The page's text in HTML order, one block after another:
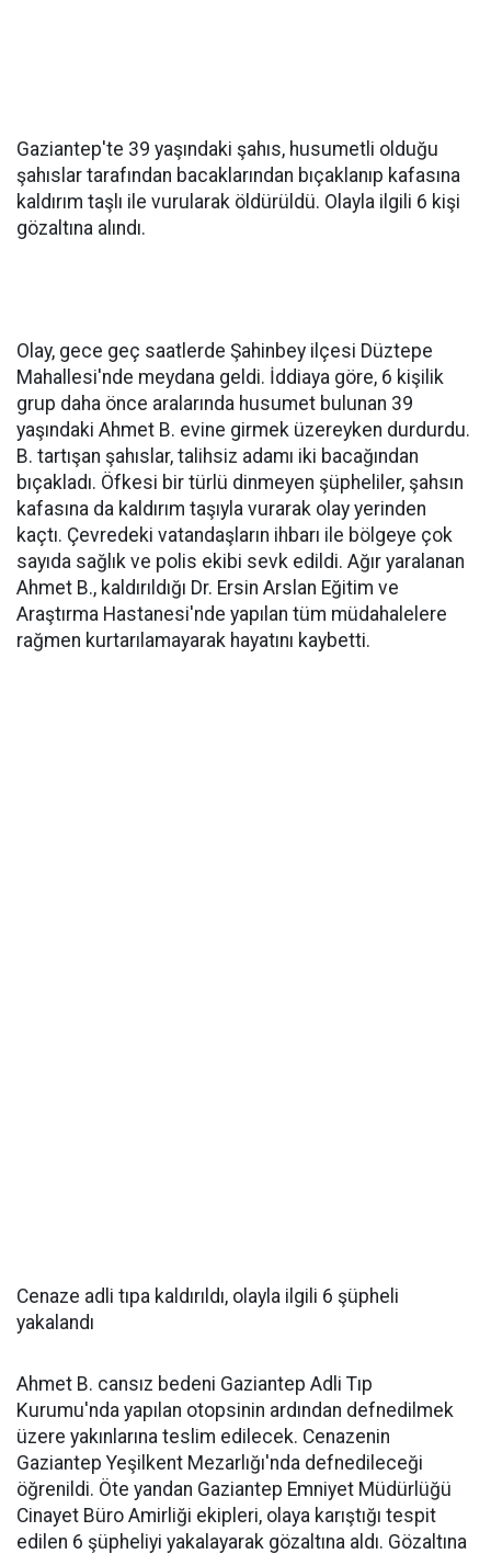
Gaziantep'te 39 yaşındaki şahıs, husumetli olduğu
şahıslar tarafından bacaklarından bıçaklanıp kafasına
kaldırım taşlı ile vurularak öldürüldü. Olayla ilgili 6 kişi
gözaltına alındı.
Olay, gece geç saatlerde Şahinbey ilçesi Düztepe
Mahallesi'nde meydana geldi. İddiaya göre, 6 kişilik
grup daha önce aralarında husumet bulunan 39
yaşındaki Ahmet B. evine girmek üzereyken durdurdu.
B. tartışan şahıslar, talihsiz adamı iki bacağından
bıçakladı. Öfkesi bir türlü dinmeyen şüpheliler, şahsın
kafasına da kaldırım taşıyla vurarak olay yerinden
kaçtı. Çevredeki vatandaşların ihbarı ile bölgeye çok
sayıda sağlık ve polis ekibi sevk edildi. Ağır yaralanan
Ahmet B., kaldırıldığı Dr. Ersin Arslan Eğitim ve
Araştırma Hastanesi'nde yapılan tüm müdahalelere
rağmen kurtarılamayarak hayatını kaybetti.
Cenaze adli tıpa kaldırıldı, olayla ilgili 6 şüpheli
yakalandı
Ahmet B. cansız bedeni Gaziantep Adli Tıp
Kurumu'nda yapılan otopsinin ardından defnedilmek
üzere yakınlarına teslim edilecek. Cenazenin
Gaziantep Yeşilkent Mezarlığı'nda defnedileceği
öğrenildi. Öte yandan Gaziantep Emniyet Müdürlüğü
Cinayet Büro Amirliği ekipleri, olaya karıştığı tespit
edilen 6 şüpheliyi yakalayarak gözaltına aldı. Gözaltına